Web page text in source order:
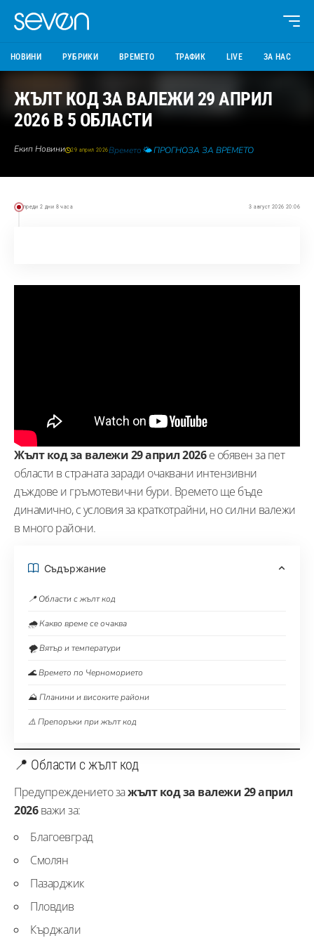
НОВИНИ РУБРИКИ ВРЕМЕТО ТРАФИК LIVE ЗА НАС
ЖЪЛТ КОД ЗА ВАЛЕЖИ 29 АПРИЛ
2026 В 5 ОБЛАСТИ
Екип Новини 29 април 2026Времето🌤️ ПРОГНОЗА ЗА ВРЕМЕТО
преди 2 дни 8 часа 3 август 2026 20:06
Жълт код за валежи 29 април 2026е обявен за пет
области в страната заради очаквани интензивни
дъждове и гръмотевични бури. Времето ще бъде
динамично, с условия за краткотрайни, но силни валежи
в много райони.
Съдържание
📍 Области с жълт код
🌧️ Какво време се очаква
🌪️ Вятър и температури
🌊 Времето по Черноморието
⛰️ Планини и високите райони
⚠️ Препоръки при жълт код
📍 Области с жълт код
Предупреждението зажълт код за валежи 29 април
2026важи за:
Благоевград
Смолян
Пазарджик
Пловдив
Кърджали